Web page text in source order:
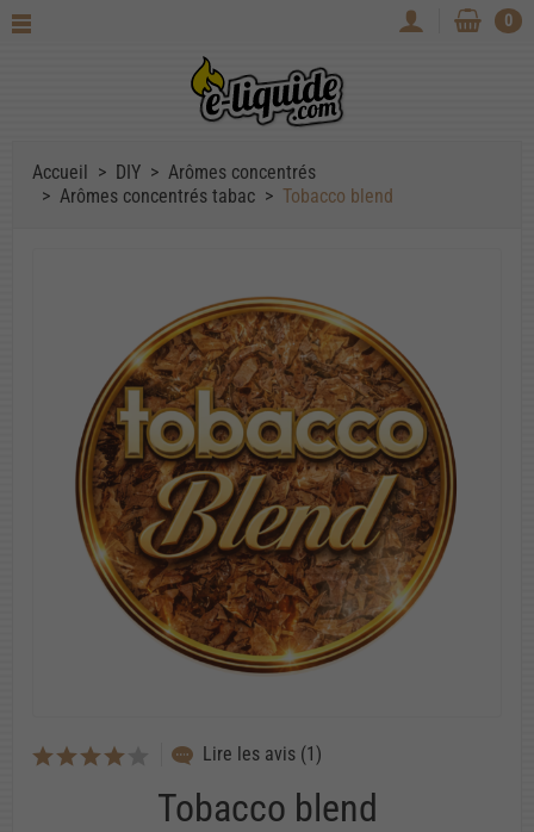
0
Accueil DIY
Arômes concentrés
Arômes concentrés tabac
Tobacco blend
Lire les avis (1)
Tobacco blend